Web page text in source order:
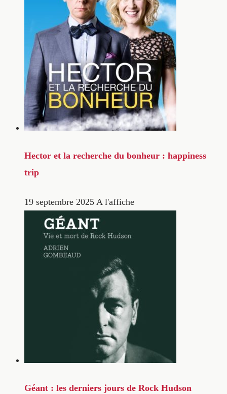
Hector et la recherche du bonheur : happiness
trip
19 septembre 2025 A l'affiche
Géant : les derniers jours de Rock Hudson